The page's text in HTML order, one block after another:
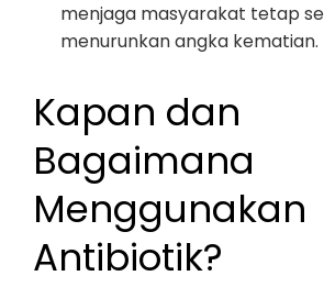
menjaga masyarakat tetap
menurunkan angka kematian.
Kapan dan
Bagaimana
Menggunakan
Antibiotik?